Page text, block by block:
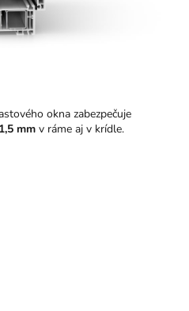
okna zabezpečuje
mm v ráme aj v krídle.